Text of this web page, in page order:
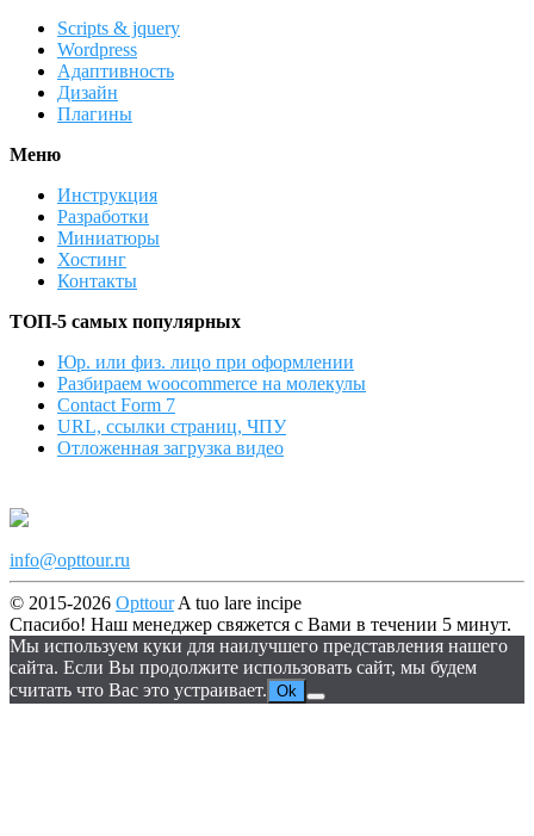
Scripts & jquery
Wordpress
Адаптивность
Дизайн
Плагины
Меню
Инструкция
Разработки
Миниатюры
Хостинг
Контакты
ТОП-5 самых популярных
Юр. или физ. лицо при оформлении
Разбираем woocommerce на молекулы
Contact Form 7
URL, ссылки страниц, ЧПУ
Отложенная загрузка видео
info@opttour.ru
© 2015-2026 OpttourA tuo lare incipe
Спасибо! Наш менеджер свяжется с Вами в течении 5 минут.
Мы используем куки для наилучшего представления нашего
сайта. Если Вы продолжите использовать сайт, мы будем
считать что Вас это устраивает. Ok